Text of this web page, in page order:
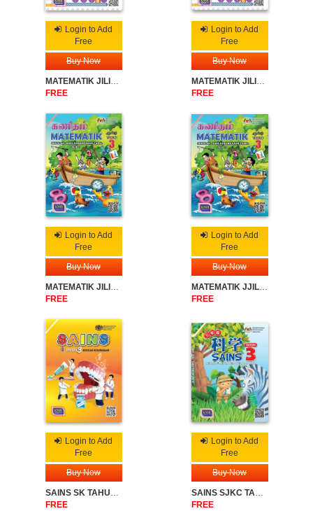
Login to Add
Free
Buy Now
MATEMATIK JILID 1 SJKC TAHUN 3
FREE
Login to Add
Free
Buy Now
MATEMATIK JILID 2 SJKC TAHUN 3
FREE
Login to Add
Free
Buy Now
MATEMATIK JILID 1 SJKT TAHUN 3
FREE
Login to Add
Free
Buy Now
MATEMATIK JJILID 2 SJKT TAHUN 3
FREE
Login to Add
Free
Buy Now
SAINS SK TAHUN 3
FREE
Login to Add
Free
Buy Now
SAINS SJKC TAHUN 3
FREE